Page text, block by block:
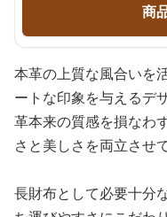
商
本革の上質な風合いを
ートな印象を与えるデ
革本来の質感を損なわ
さと美しさを両立させ
長財布として必要十分